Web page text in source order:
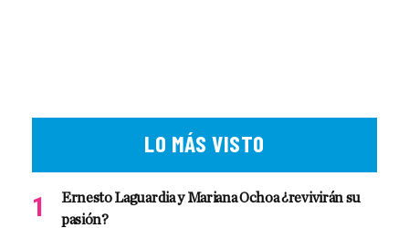
LO MÁS VISTO
Ernesto Laguardia y Mariana Ochoa ¿revivirán su
pasión?